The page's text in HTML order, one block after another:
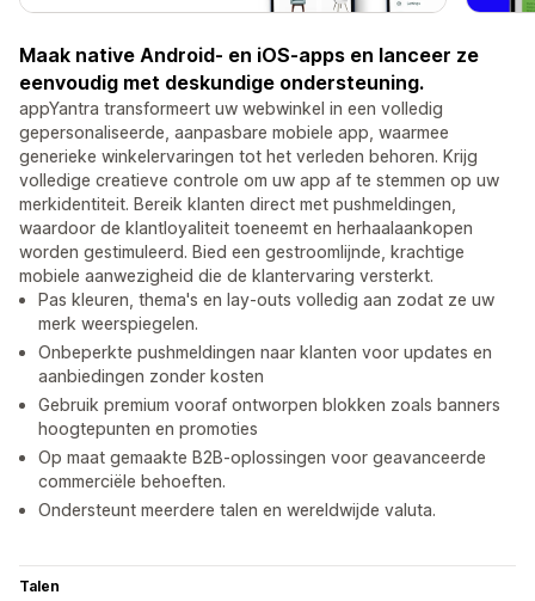
Maak native Android- en iOS-apps en lanceer ze
eenvoudig met deskundige ondersteuning.
appYantra transformeert uw webwinkel in een volledig
gepersonaliseerde, aanpasbare mobiele app, waarmee
generieke winkelervaringen tot het verleden behoren. Krijg
volledige creatieve controle om uw app af te stemmen op uw
merkidentiteit. Bereik klanten direct met pushmeldingen,
waardoor de klantloyaliteit toeneemt en herhaalaankopen
worden gestimuleerd. Bied een gestroomlijnde, krachtige
mobiele aanwezigheid die de klantervaring versterkt.
Pas kleuren, thema's en lay-outs volledig aan zodat ze uw
merk weerspiegelen.
Onbeperkte pushmeldingen naar klanten voor updates en
aanbiedingen zonder kosten
Gebruik premium vooraf ontworpen blokken zoals banners
hoogtepunten en promoties
Op maat gemaakte B2B-oplossingen voor geavanceerde
commerciële behoeften.
Ondersteunt meerdere talen en wereldwijde valuta.
Talen